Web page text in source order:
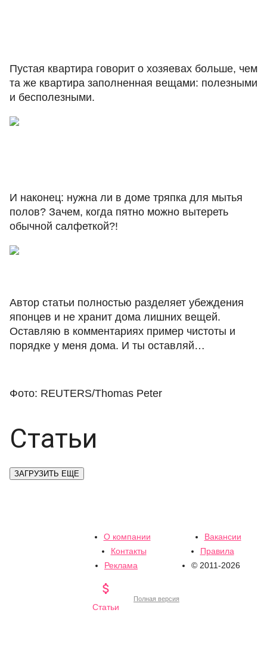
Пустая квартира говорит о хозяевах больше, чем
та же квартира заполненная вещами: полезными
и бесполезными.
И наконец: нужна ли в доме тряпка для мытья
полов? Зачем, когда пятно можно вытереть
обычной салфеткой?!
Автор статьи полностью разделяет убеждения
японцев и не хранит дома лишних вещей.
Оставляю в комментариях пример чистоты и
порядке у меня дома. И ты оставляй…
Фото: REUTERS/Thomas Peter
Статьи
ЗАГРУЗИТЬ ЕЩЕ
О компании
Вакансии
Контакты
Правила
Реклама
© 2011-2026

Статьи
Полная версия